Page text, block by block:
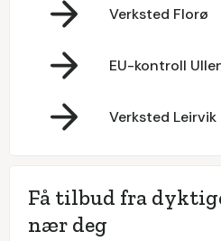
Verksted Florø
EU-kontroll
Verksted Leirvik
Få tilbud fra
nær deg